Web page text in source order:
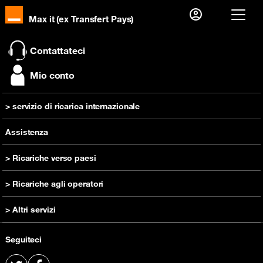
Max it (ex Transfert Pays)
Già cliente?
Prima visita?
Creare il tuo account
Seguiteci
> servizio di ricarica internazionale
inviare una ricarica
Assistenza
> Ricariche verso paesi
Ricarica Camerun
Ricarica RD Congo
Ricarica Costa d'Avorio
Ricarica Madagascar
> Ricariche agli operatori
Ricarica Orange Camerun
Ricarica Orange RD Congo
Ricarica Orange Costa d'Avorio
Ricarica Orange Guinea
> Altri servizi
Offerta prepagata
Contattateci
Mio conto